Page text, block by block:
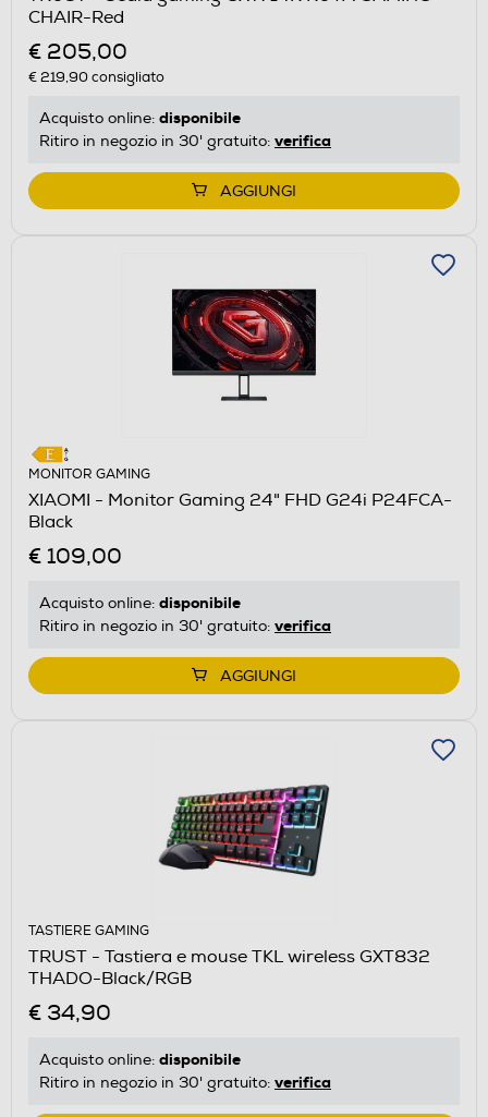
CHAIR-Red
€ 205,00
€ 219,90consigliato
Acquisto online: disponibile
Ritiro in negozio in 30' gratuito: verifica
AGGIUNGI
MONITOR GAMING
XIAOMI - Monitor Gaming 24" FHD G24i P24FCA-
Black
€ 109,00
Acquisto online: disponibile
Ritiro in negozio in 30' gratuito: verifica
AGGIUNGI
TASTIERE GAMING
TRUST - Tastiera e mouse TKL wireless GXT832
THADO-Black/RGB
€ 34,90
Acquisto online: disponibile
Ritiro in negozio in 30' gratuito: verifica